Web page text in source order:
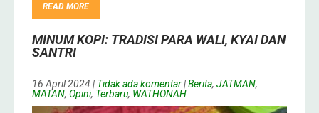
READ MORE
MINUM KOPI: TRADISI PARA WALI, KYAI DAN
SANTRI
16 April 2024 | Tidak ada komentar|Berita, JATMAN,
MATAN, Opini, Terbaru, WATHONAH